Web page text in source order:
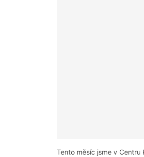
Tento měsíc jsme v